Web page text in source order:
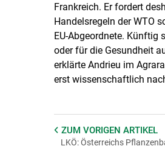
Frankreich. Er fordert
Handelsregeln der WTO
EU-Abgeordnete. Künftig
oder für die Gesundheit
erklärte Andrieu im
erst wissenschaftlich
ZUM VORIGEN ARTIKEL
LKÖ: Österreichs